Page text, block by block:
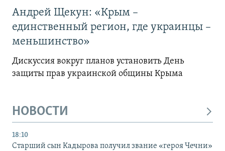
Андрей Щекун: «Крым –
единственный регион, где украинцы –
меньшинство»
Дискуссия вокруг планов установить День
защиты прав украинской общины Крыма
НОВОСТИ
18:10
Старший сын Кадырова получил звание «героя Чечни»